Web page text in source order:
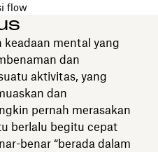
flow
keadaan mental yang
dan
aktivitas, yang
dan
pernah merasakan
berlalu begitu cepat
benar “berada dalam